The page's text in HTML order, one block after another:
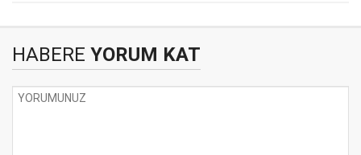
HABERE YORUM KAT